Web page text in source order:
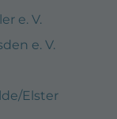
e. V.
e. V.
Elster